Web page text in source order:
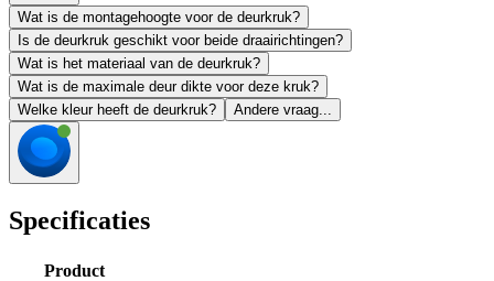
Wat is de montagehoogte voor de deurkruk?
Is de deurkruk geschikt voor beide draairichtingen?
Wat is het materiaal van de deurkruk?
Wat is de maximale deur dikte voor deze kruk?
Welke kleur heeft de deurkruk?
Andere vraag...
Specificaties
Product